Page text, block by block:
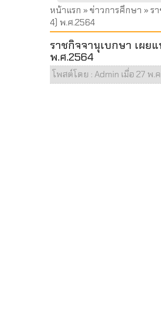
หน้าแรก »ข่าวการศึกษา » ร
4) พ.ศ.2564
ราชกิจจานุเบกษา เผย
พ.ศ.2564
โพสต์โดย : Admin เมื่อ 27 พ.